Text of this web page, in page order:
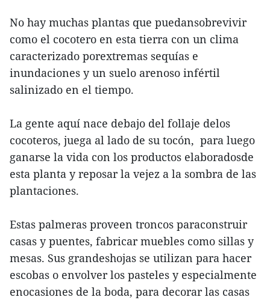
No hay muchas plantas que puedansobrevivir
como el cocotero en esta tierra con un clima
caracterizado porextremas sequías e
inundaciones y un suelo arenoso infértil
salinizado en el tiempo.
La gente aquí nace debajo del follaje delos
cocoteros, juega al lado de su tocón, para luego
ganarse la vida con los productos elaboradosde
esta planta y reposar la vejez a la sombra de las
plantaciones.
Estas palmeras proveen troncos paraconstruir
casas y puentes, fabricar muebles como sillas y
mesas. Sus grandeshojas se utilizan para hacer
escobas o envolver los pasteles y especialmente
enocasiones de la boda, para decorar las casas